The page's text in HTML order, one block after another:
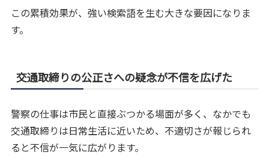
この累積効果が、強い検索語を生む大きな要因になりま
す。
交通取締りの公正さへの疑念が不信を広げた
警察の仕事は市民と直接ぶつかる場面が多く、なかでも
交通取締りは日常生活に近いため、不適切さが報じられ
ると不信が一気に広がります。